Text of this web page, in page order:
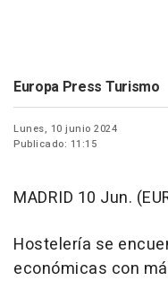
Europa Press Turismo
Lunes, 10 junio 2024
Publicado: 11:15
MADRID 10 Jun.
Hostelería se
económicas con